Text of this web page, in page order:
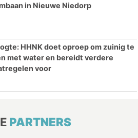
in Nieuwe Niedorp
HHNK doet oproep om zuinig te
met water en bereidt verdere
voor
PARTNERS